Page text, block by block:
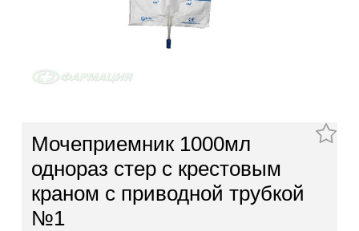
Мочеприемник 1000мл
однораз стер с крестовым
краном с приводной трубкой
№1